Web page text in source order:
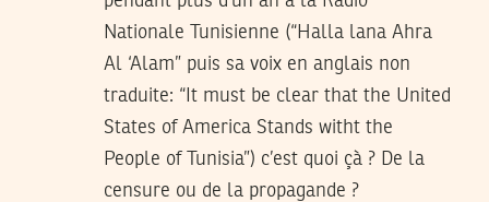
Nationale Tunisienne (“Halla lana Ahra
Al ‘Alam” puis sa voix en anglais non
traduite: “It must be clear that the United
States of America Stands witht the
People of Tunisia”) c’est quoi çà ? De la
censure ou de la propagande ?